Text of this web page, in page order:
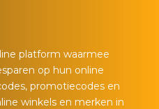
platform waarmee
op hun online
promotiecodes en
winkels en merken in